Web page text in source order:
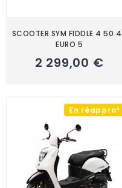
SCOOTER SYM FIDDLE 4 50
EURO 5
2 299,00 €
En réappro*